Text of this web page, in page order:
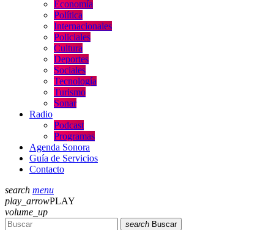
Economía
Política
Internacionales
Policiales
Cultura
Deportes
Sociales
Tecnología
Turismo
Sonar
Radio
Podcast
Programas
Agenda Sonora
Guía de Servicios
Contacto
search menu
play_arrowPLAY
volume_up
search Buscar